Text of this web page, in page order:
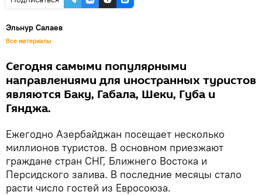
Эльнур Салаев
Все материалы
Сегодня самыми популярными
направлениями для иностранных туристов
являются Баку, Габала, Шеки, Губа и
Гянджа.
Ежегодно Азербайджан посещает несколько
миллионов туристов. В основном приезжают
граждане стран СНГ, Ближнего Востока и
Персидского залива. В последние месяцы стало
расти число гостей из Евросоюза.